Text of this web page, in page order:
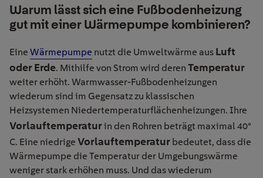
Warum lässt sich eine Fußbodenheizung
gut mit einer Wärmepumpe kombinieren?
Eine Wärmepumpe nutzt die Umweltwärme aus Luft
oderErde. Mithilfe von Strom wird deren Temperatur
weiter erhöht. Warmwasser-Fußbodenheizungen
wiederum sind im Gegensatz zu klassischen
Heizsystemen Niedertemperaturflächenheizungen. Ihre
Vorlauftemperaturin den Rohren beträgt maximal 40°
C. Eine niedrige Vorlauftemperatur bedeutet, dass die
Wärmepumpe die Temperatur der Umgebungswärme
weniger stark erhöhen muss. Und das wiederum